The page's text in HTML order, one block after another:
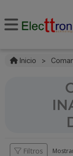
Inicio >
Filtros